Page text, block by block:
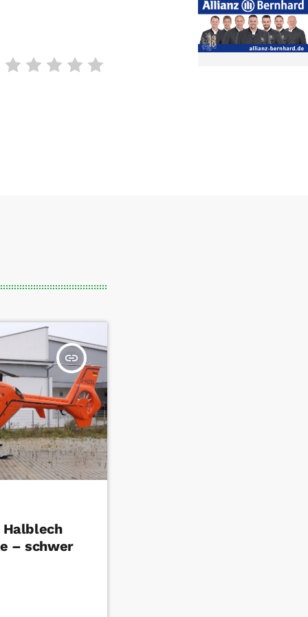
insert_link
– schwer